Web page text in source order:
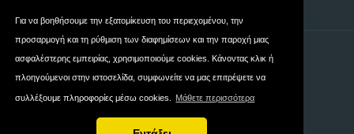
Για να βοηθήσουμε την εξατομίκευση του περιεχομένου, την
προσαρμογή και τη ρύθμιση των διαφημίσεων και την παροχή μιας
ασφαλέστερης εμπειρίας, χρησιμοποιούμε cookies. Κάνοντας κλικ ή
πλοηγούμενοι στην ιστοσελίδα, συμφωνείτε να μας επιτρέψετε να
συλλέξουμε πληροφορίες μέσω cookies. Μάθετε περισσότερα
Επικοινωνία Ιδιωτικότητα
Όροι και Ellada